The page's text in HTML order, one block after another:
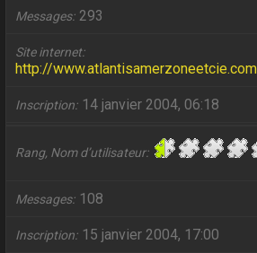
Messages 293
Site internet
http://www.atlantisamerzoneetcie.com
Inscription 14 janvier 2004, 06:18
Rang, Nom d’utilisateur
Messages 108
Inscription 15 janvier 2004, 17:00